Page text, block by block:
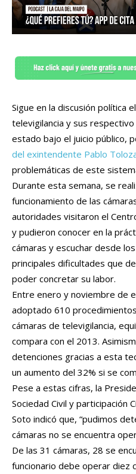
Sigue en la discusión política
televigilancia y sus
estado bajo el juicio público,
del exintendente Pablo
problemáticas de este
Durante esta semana, se
funcionamiento de las
autoridades visitaron el
y pudieron conocer en la
cámaras y escuchar desde
principales dificultades que
poder concretar su labor.
Entre enero y noviembre de
adoptado 610
cámaras de televigilancia,
compara con el 2013.
detenciones gracias a esta
un aumento del 32% si se
Pese a estas cifras, la
Sociedad Civil y participación
Soto indicó que, “pudimos
cámaras no se encuentra
De las 31 cámaras, 28 se
funcionario debe operar diez